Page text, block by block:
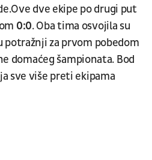
dve ekipe po drugi put
0:0. Oba tima osvojila su
potražnji za prvom pobedom
domaćeg šampionata. Bod
sve više preti ekipama